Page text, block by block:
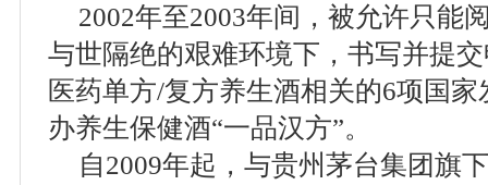
2002年至2003年间，被允许只能
与世隔绝的艰难环境下，书写并提
医药单方/复方养生酒相关的6项国
办养生保健酒“一品汉方”。
自2009年起，与贵州茅台集团旗